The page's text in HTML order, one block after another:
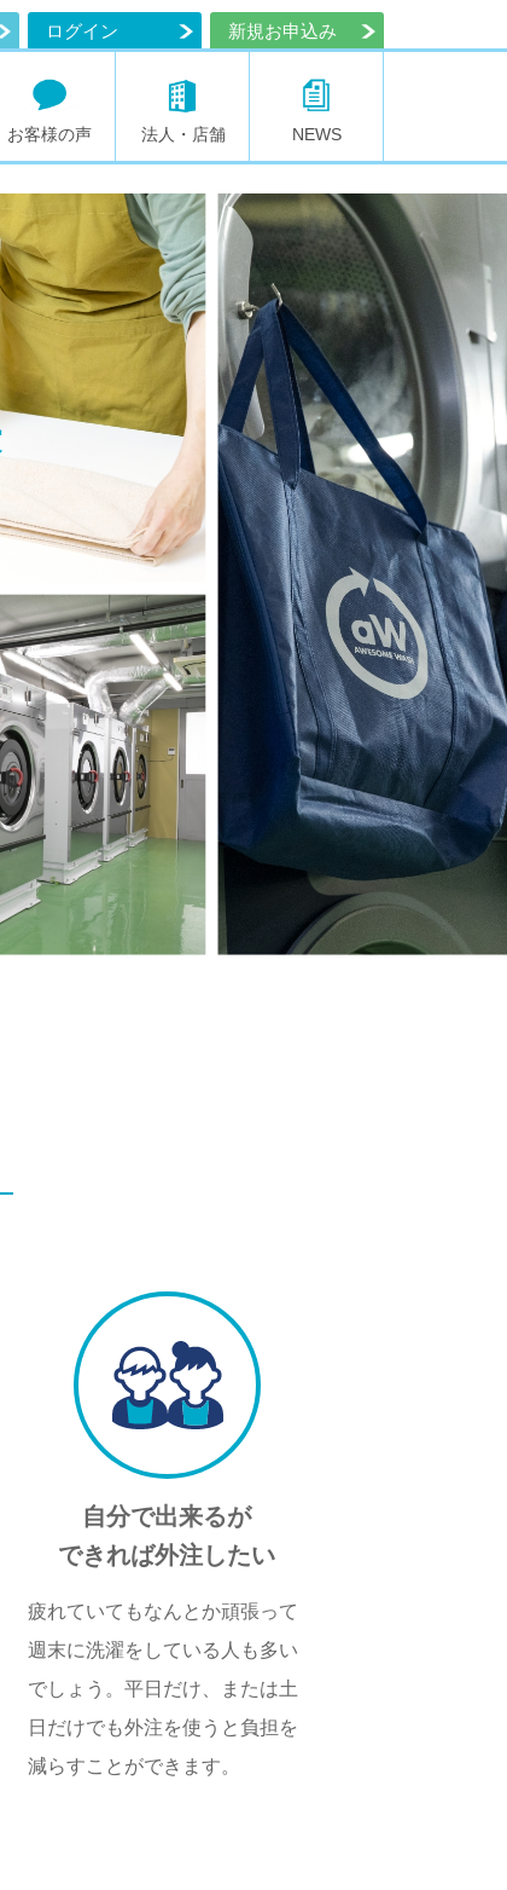
新規お申込み
ログイン
お客様の声 法人・店舗 NEWS
自分で出来るが
できれば外注したい
疲れていてもなんとか頑張って
週末に洗濯をしている人も多い
でしょう。平日だけ、または土
日だけでも外注を使うと負担を
減らすことができます。